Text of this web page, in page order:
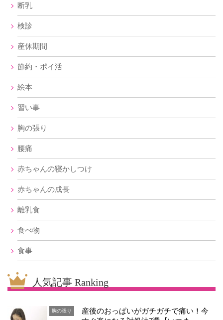
断乳
検診
産休期間
節約・ポイ活
絵本
習い事
胸の張り
腰痛
赤ちゃんの寝かしつけ
赤ちゃんの成長
離乳食
食べ物
食事
人気記事 Ranking
胸の張り
産後のおっぱいがガチガチで痛い！今